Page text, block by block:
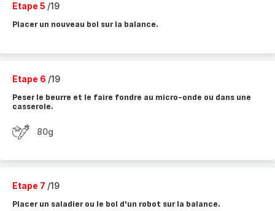
Etape 5 /19
Placer un nouveau bol sur la balance.
Etape 6 /19
Peser le beurre et le faire fondre au micro-onde ou dans une
casserole.
80g
Etape 7 /19
Placer un saladier ou le bol d'un robot sur la balance.